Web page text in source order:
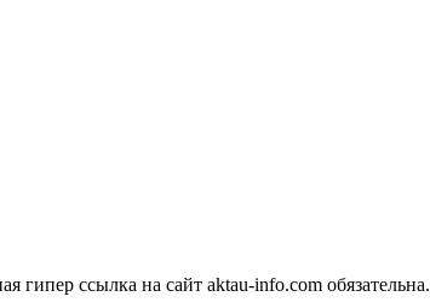
гипер ссылка на сайт aktau-info.com обязательна.